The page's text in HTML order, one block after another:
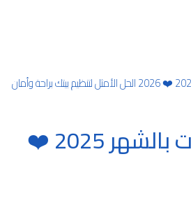
مكتب خادمات بالشهر 2025 ❤️